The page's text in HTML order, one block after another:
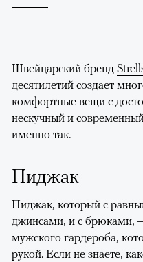
Швейцарский бренд
десятилетий создает
комфортные вещи с
нескучный и
именно так.
Пиджак
Пиджак, который с
джинсами, и с брюками,
мужского гардероба,
рукой. Если не знаете,